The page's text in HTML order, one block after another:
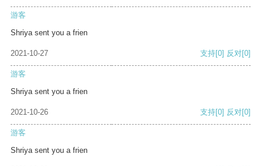
游客
Shriya sent you a frien
2021-10-27 支持[0] 反对[0]
游客
Shriya sent you a frien
2021-10-26 支持[0] 反对[0]
游客
Shriya sent you a frien